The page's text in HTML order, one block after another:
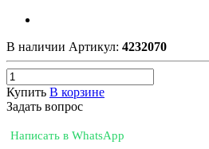
В наличии Артикул: 4232070
Купить В корзине
Задать вопрос
Написать в WhatsApp